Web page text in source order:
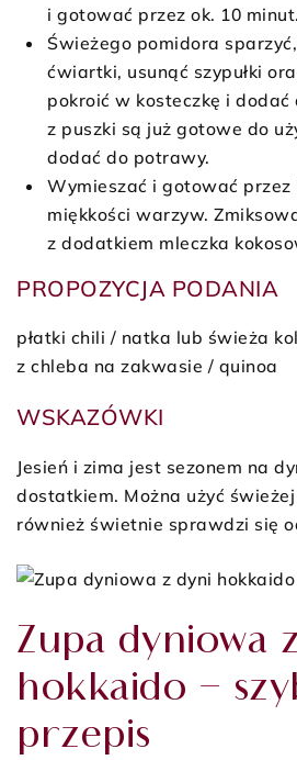
i gotować przez ok. 10 minut.
Świeżego pomidora
ćwiartki, usunąć szypułki
pokroić w kosteczkę i dodać
z puszki są już gotowe do
dodać do potrawy.
Wymieszać i gotować przez
miękkości warzyw.
z dodatkiem mleczka
PROPOZYCJA PODANIA
płatki chili / natka lub świeża
z chleba na zakwasie / quinoa
WSKAZÓWKI
Jesień i zima jest sezonem na
dostatkiem. Można użyć
również świetnie sprawdzi się
Zupa dyniowa
hokkaido –
przepis